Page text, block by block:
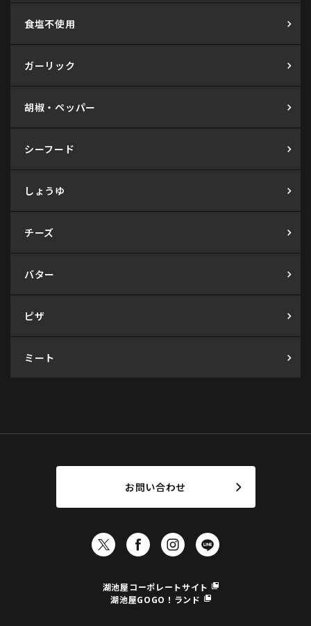
食塩不使用
ガーリック
胡椒・ペッパー
シーフード
しょうゆ
チーズ
バター
ピザ
ミート
お問い合わせ
湖池屋コーポレートサイト
湖池屋GOGO！ランド